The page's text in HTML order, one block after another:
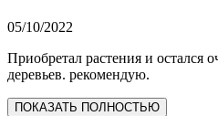
05/10/2022
Приобретал растения и остался
деревьев. рекомендую.
ПОКАЗАТЬ ПОЛНОСТЬЮ